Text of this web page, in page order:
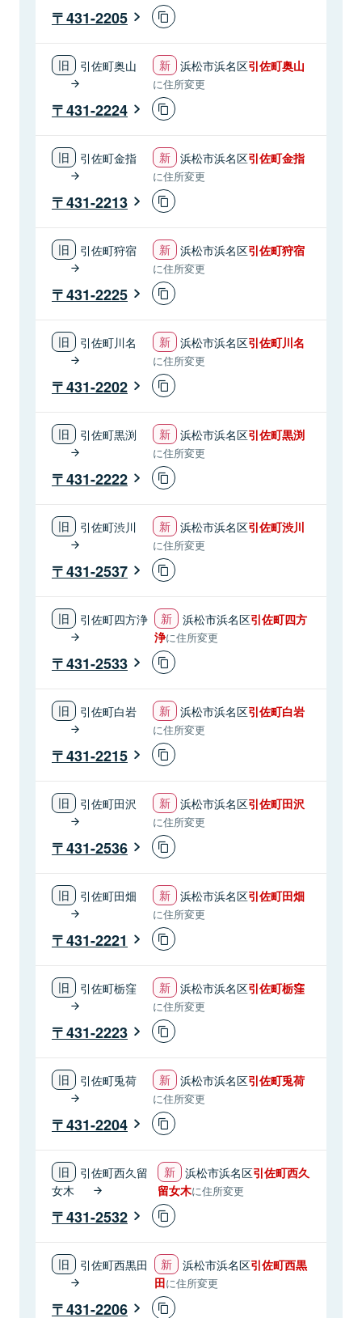
431-2205
引佐町奥山 浜松市浜名区引佐町奥山
に住所変更
431-2224
引佐町金指 浜松市浜名区引佐町金指
に住所変更
431-2213
引佐町狩宿 浜松市浜名区引佐町狩宿
に住所変更
431-2225
引佐町川名 浜松市浜名区引佐町川名
に住所変更
431-2202
引佐町黒渕 浜松市浜名区引佐町黒渕
に住所変更
431-2222
引佐町渋川 浜松市浜名区引佐町渋川
に住所変更
431-2537
引佐町四方浄 浜松市浜名区引佐町四方
浄に住所変更
431-2533
引佐町白岩 浜松市浜名区引佐町白岩
に住所変更
431-2215
引佐町田沢 浜松市浜名区引佐町田沢
に住所変更
431-2536
引佐町田畑 浜松市浜名区引佐町田畑
に住所変更
431-2221
引佐町栃窪 浜松市浜名区引佐町栃窪
に住所変更
431-2223
引佐町兎荷 浜松市浜名区引佐町兎荷
に住所変更
431-2204
引佐町西久留
女木
浜松市浜名区引佐町西久
留女木に住所変更
431-2532
引佐町西黒田 浜松市浜名区引佐町西黒
田に住所変更
431-2206